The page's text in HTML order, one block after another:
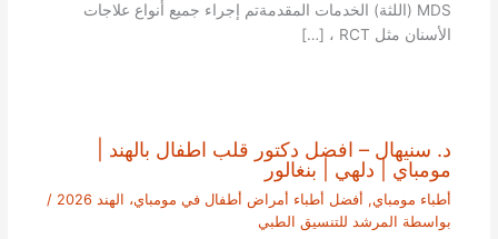
MDS (اللثة) الخدمات المقدمةتم إجراء جميع أنواع علاجات
الأسنان مثل RCT ، […]
د. سنيهال – افضل دكتور قلب اطفال بالهند |
مومباي | دلهي | بنغالور
أطباء مومباي, أفضل أطباء أمراض أطفال في مومباي، الهند 2026
/
بواسطة المرشد للتنسيق الطبي